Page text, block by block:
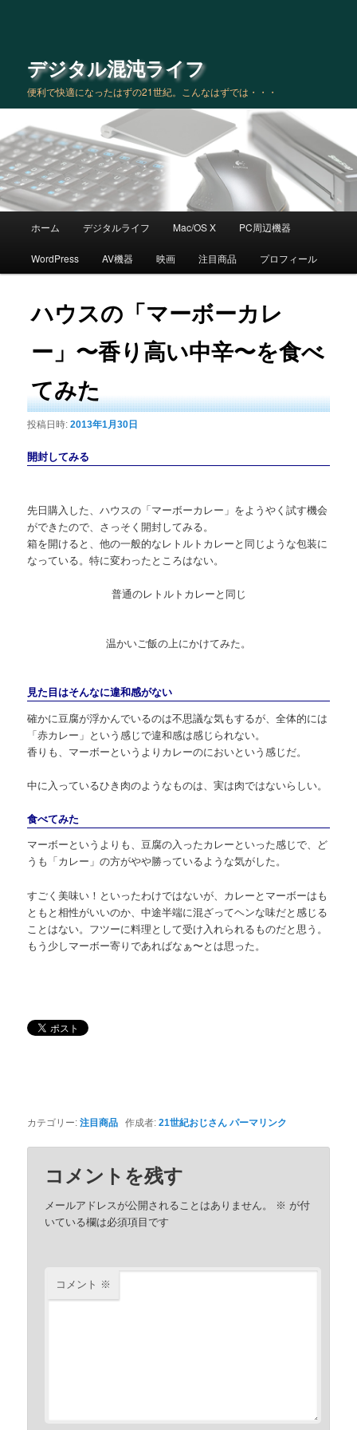
デジタル混沌ライフ
便利で快適になったはずの21世紀。こんなはずでは・・・
メインコンテンツへ移動
サブコンテンツへ移動
ホーム デジタルライフ Mac/OS X PC周辺機器
WordPress AV機器 映画 注目商品 プロフィール
ハウスの「マーボーカレ
ー」〜香り高い中辛〜を食べ
てみた
投稿日時:2013年1月30日
開封してみる
先日購入した、ハウスの「マーボーカレー」をようやく試す機会
ができたので、さっそく開封してみる。
箱を開けると、他の一般的なレトルトカレーと同じような包装に
なっている。特に変わったところはない。
普通のレトルトカレーと同じ
温かいご飯の上にかけてみた。
見た目はそんなに違和感がない
確かに豆腐が浮かんでいるのは不思議な気もするが、全体的には
「赤カレー」という感じで違和感は感じられない。
香りも、マーボーというよりカレーのにおいという感じだ。
中に入っているひき肉のようなものは、実は肉ではないらしい。
食べてみた
マーボーというよりも、豆腐の入ったカレーといった感じで、ど
うも「カレー」の方がやや勝っているような気がした。
すごく美味い！といったわけではないが、カレーとマーボーはも
ともと相性がいいのか、中途半端に混ざってヘンな味だと感じる
ことはない。フツーに料理として受け入れられるものだと思う。
もう少しマーボー寄りであればなぁ〜とは思った。
カテゴリー:注目商品 作成者:21世紀おじさん パーマリンク
コメントを残す
メールアドレスが公開されることはありません。 ※ が付
いている欄は必須項目です
コメント ※